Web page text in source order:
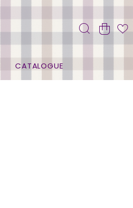
CATALOGUE